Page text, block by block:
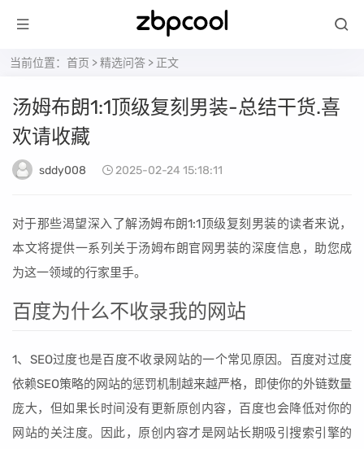
当前位置： 首页 >精选问答 > 正文
汤姆布朗1:1顶级复刻男装-总结干货.喜
欢请收藏
sddy008 2025-02-24 15:18:11
对于那些渴望深入了解汤姆布朗1:1顶级复刻男装的读者来说，
本文将提供一系列关于汤姆布朗官网男装的深度信息，助您成
为这一领域的行家里手。
百度为什么不收录我的网站
1、SEO过度也是百度不收录网站的一个常见原因。百度对过度
依赖SEO策略的网站的惩罚机制越来越严格，即使你的外链数量
庞大，但如果长时间没有更新原创内容，百度也会降低对你的
网站的关注度。因此，原创内容才是网站长期吸引搜索引擎的